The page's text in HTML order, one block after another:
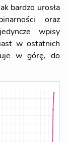
bardzo urosła
oraz
wpisy
w ostatnich
w górę, do